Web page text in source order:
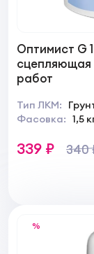
Оптимист G
сцепляющая
работ
Тип ЛКМ:
Фасовка: 1,5
339 ₽ 340
%